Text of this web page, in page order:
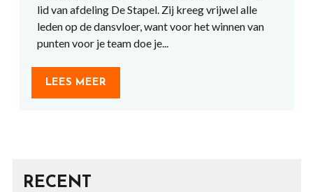
lid van afdeling De Stapel. Zij kreeg vrijwel alle
leden op de dansvloer, want voor het winnen van
punten voor je team doe je...
LEES MEER
RECENT